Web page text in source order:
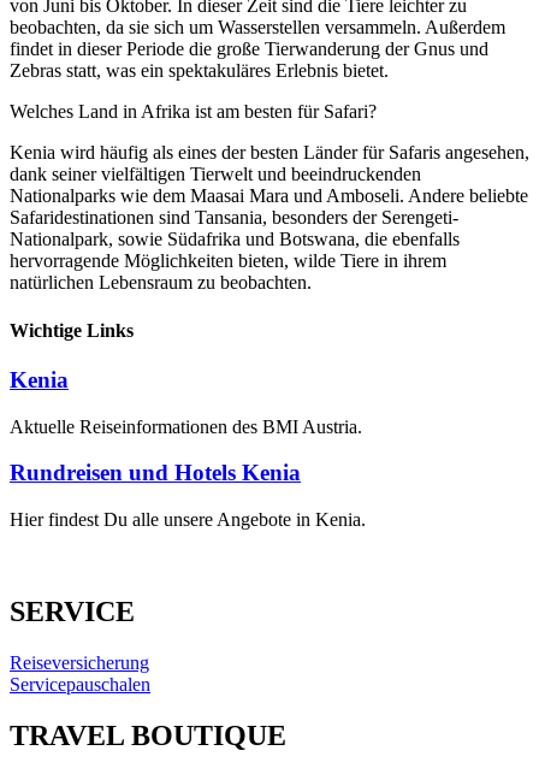
von Juni bis Oktober. In dieser Zeit sind die Tiere leichter zu
beobachten, da sie sich um Wasserstellen versammeln. Außerdem
findet in dieser Periode die große Tierwanderung der Gnus und
Zebras statt, was ein spektakuläres Erlebnis bietet.
Welches Land in Afrika ist am besten für Safari?
Kenia wird häufig als eines der besten Länder für Safaris angesehen,
dank seiner vielfältigen Tierwelt und beeindruckenden
Nationalparks wie dem Maasai Mara und Amboseli. Andere beliebte
Safaridestinationen sind Tansania, besonders der Serengeti-
Nationalpark, sowie Südafrika und Botswana, die ebenfalls
hervorragende Möglichkeiten bieten, wilde Tiere in ihrem
natürlichen Lebensraum zu beobachten.
Wichtige Links
Kenia
Aktuelle Reiseinformationen des BMI Austria.
Rundreisen und Hotels Kenia
Hier findest Du alle unsere Angebote in Kenia.
SERVICE
Reiseversicherung
Servicepauschalen
TRAVEL BOUTIQUE